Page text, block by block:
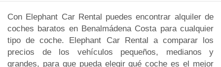
Con Elephant Car Rental puedes encontrar alquiler de
coches baratos en Benalmádena Costa para cualquier
tipo de coche. Elephant Car Rental a comparar los
precios de los vehículos pequeños, medianos y
grandes, para que pueda elegir qué coche es el mejor